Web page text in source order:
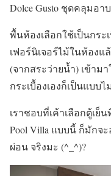
Dolce Gusto ชุดคลุมอา
พื้นห้องเลือกใช้เป็นกระ
เฟอร์นิเจอร์ไม้ในห้องแ
(จากสระว่ายน้ำ) เข้าม
กระเบื้องเองก็เป็นแบบ
เราชอบที่เค้าเลือกตู้เย็
Pool Villa แบบนี้ ก็มักจ
ผ่อน จริงมะ (^_^)?